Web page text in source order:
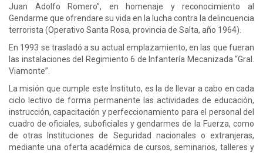
Juan Adolfo Romero”, en homenaje y reconocimiento al
Gendarme que ofrendare su vida en la lucha contra la delincuencia
terrorista (Operativo Santa Rosa, provincia de Salta, año 1964).
En 1993 se trasladó a su actual emplazamiento, en las que fueran
las instalaciones del Regimiento 6 de Infantería Mecanizada “Gral.
Viamonte”.
La misión que cumple este Instituto, es la de llevar a cabo en cada
ciclo lectivo de forma permanente las actividades de educación,
instrucción, capacitación y perfeccionamiento para el personal del
cuadro de oficiales, suboficiales y gendarmes de la Fuerza, como
de otras Instituciones de Seguridad nacionales o extranjeras,
mediante una oferta académica de cursos, seminarios, talleres y